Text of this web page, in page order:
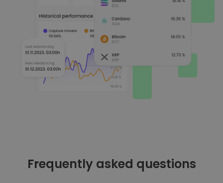
Frequently asked questions